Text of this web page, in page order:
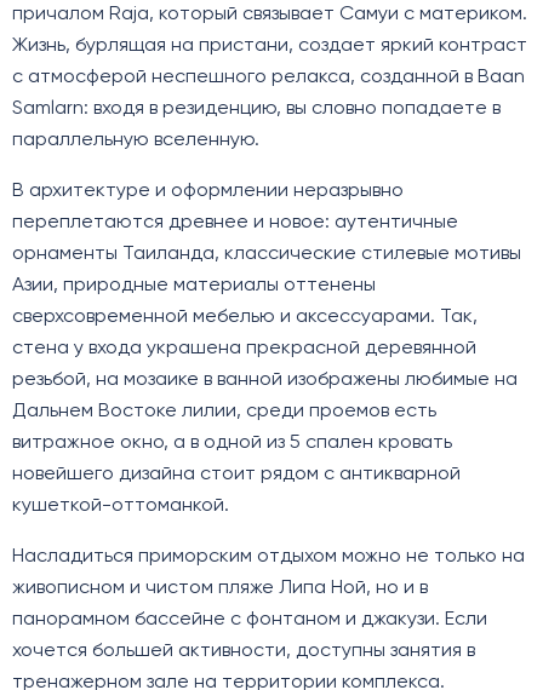
причалом Raja, который связывает Самуи с материком.
Жизнь, бурлящая на пристани, создает яркий контраст
с атмосферой неспешного релакса, созданной в Baan
Samlarn: входя в резиденцию, вы словно попадаете в
параллельную вселенную.
В архитектуре и оформлении неразрывно
переплетаются древнее и новое: аутентичные
орнаменты Таиланда, классические стилевые мотивы
Азии, природные материалы оттенены
сверхсовременной мебелью и аксессуарами. Так,
стена у входа украшена прекрасной деревянной
резьбой, на мозаике в ванной изображены любимые на
Дальнем Востоке лилии, среди проемов есть
витражное окно, а в одной из 5 спален кровать
новейшего дизайна стоит рядом с антикварной
кушеткой-оттоманкой.
Насладиться приморским отдыхом можно не только на
живописном и чистом пляже Липа Ной, но и в
панорамном бассейне с фонтаном и джакузи. Если
хочется большей активности, доступны занятия в
тренажерном зале на территории комплекса.